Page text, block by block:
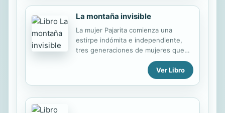
un giro inesperado. En la historia se
relatan, a través de la vida de Ana,
violencia de género, maltrato animal,
colectivos LGTBI, o el COVID, entre
otros. Con una lectura amena y
coloquial, e historias que,
perfectamente, podrían darse en la
vida real.
La montaña invisible
La mujer Pajarita comienza una
estirpe indómita e independiente,
tres generaciones de mujeres que
lucharán por crearse una vida en su
querida Uruguay, una patria que
nutre sus almas a la vez que pone a
Ver Libro